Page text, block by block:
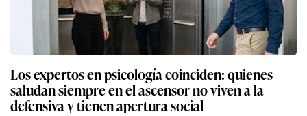
Los expertos en psicología coinciden: quienes
saludan siempre en el ascensor no viven a la
defensiva y tienen apertura social